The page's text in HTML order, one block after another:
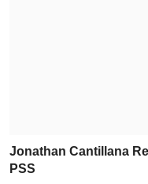
Jonathan Cantillana
PSS